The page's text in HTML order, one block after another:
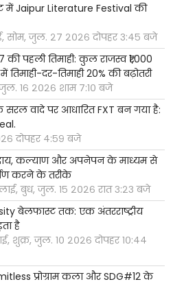
में Jaipur Literature Festival की
सोम, जुल. २७ २०२६ दोपहर ३:४५ बजे
की पहली तिमाही: कुल राजस्व ₹1,000
दर-तिमाही 20% की बढ़ोतरी
१६ २०२६ शाम ७:१० बजे
वादे पर आधारित FXT बन गया है:
दोपहर ४:५९ बजे
कल्याण और अपनेपन के माध्यम से
करने के तरीके
बुध, जुल. १५ २०२६ रात ३:२३ बजे
बेलफास्ट तक: एक अंतरराष्ट्रीय
है
शुक्र, जुल. १० २०२६ दोपहर १०:४४
प्रोग्राम कला और SDG#12 के